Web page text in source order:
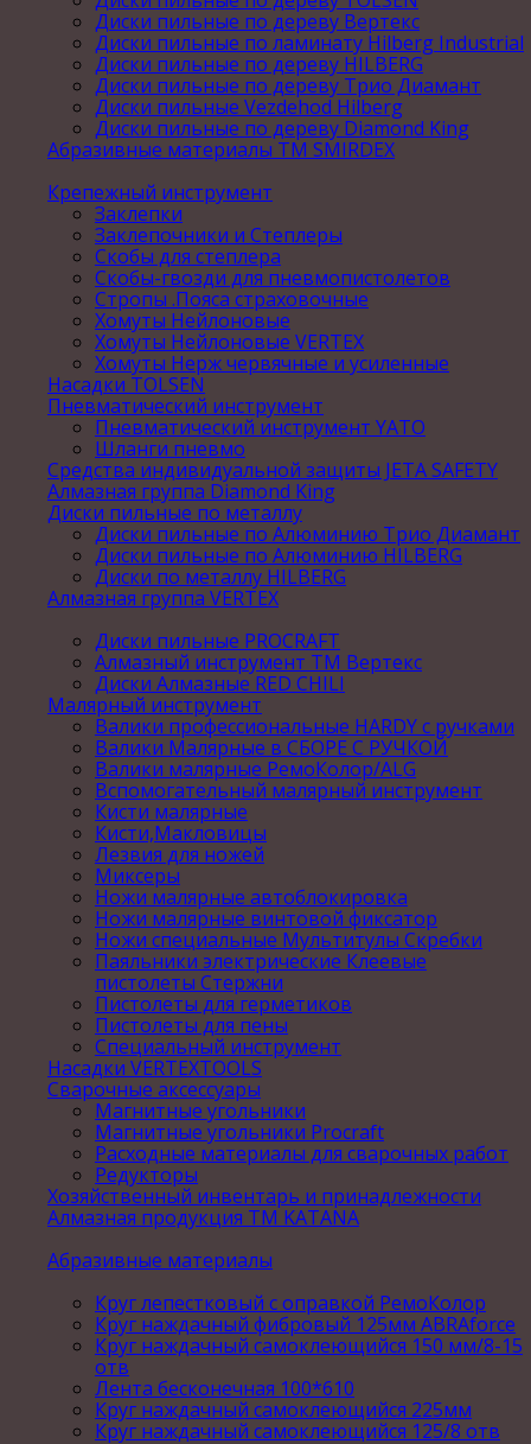
Диски пильные по дереву Вертекс
Диски пильные по ламинату Hilberg Industrial
Диски пильные по дереву HILBERG
Диски пильные по дереву Трио Диамант
Диски пильные Vezdehod Hilberg
Диски пильные по дереву Diamond King
Абразивные материалы ТМ SMIRDEX
Крепежный инструмент
Заклепки
Заклепочники и Степлеры
Скобы для степлера
Скобы-гвозди для пневмопистолетов
Стропы .Пояса страховочные
Хомуты Нейлоновые
Хомуты Нейлоновые VERTEX
Хомуты Нерж червячные и усиленные
Насадки TOLSEN
Пневматический инструмент
Пневматический инструмент YATO
Шланги пневмо
Средства индивидуальной защиты JETA SAFETY
Алмазная группа Diamond King
Диски пильные по металлу
Диски пильные по Алюминию Трио Диамант
Диски пильные по Алюминию HILBERG
Диски по металлу HILBERG
Алмазная группа VERTEX
Диски пильные PROCRAFT
Алмазный инструмент ТМ Вертекс
Диски Алмазные RED CHILI
Малярный инструмент
Валики профессиональные HARDY с ручками
Валики Малярные в СБОРЕ С РУЧКОЙ
Валики малярные РемоКолор/ALG
Вспомогательный малярный инструмент
Кисти малярные
Кисти,Макловицы
Лезвия для ножей
Миксеры
Ножи малярные автоблокировка
Ножи малярные винтовой фиксатор
Ножи специальные Мультитулы Скребки
Паяльники электрические Клеевые
пистолеты Стержни
Пистолеты для герметиков
Пистолеты для пены
Специальный инструмент
Насадки VERTEXTOOLS
Сварочные аксессуары
Магнитные угольники
Магнитные угольники Procraft
Расходные материалы для сварочных работ
Редукторы
Хозяйственный инвентарь и принадлежности
Алмазная продукция ТМ KATANA
Абразивные материалы
Круг лепестковый с оправкой РемоКолор
Круг наждачный фибровый 125мм ABRAforce
Круг наждачный самоклеющийся 150 мм/8-15
отв
Лента бесконечная 100*610
Круг наждачный самоклеющийся 225мм
Круг наждачный самоклеющийся 125/8 отв